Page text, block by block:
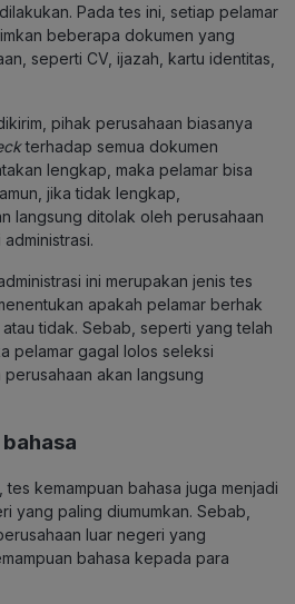
Pada tes ini, setiap pelamar
beberapa dokumen yang
seperti CV, ijazah, kartu identitas,
pihak perusahaan biasanya
terhadap semua dokumen
lengkap, maka pelamar bisa
jika tidak lengkap,
langsung ditolak oleh perusahaan
ini merupakan jenis tes
apakah pelamar berhak
tidak. Sebab, seperti yang telah
pelamar gagal lolos seleksi
akan langsung
tes kemampuan bahasa juga menjadi
yang paling diumumkan. Sebab,
luar negeri yang
bahasa kepada para